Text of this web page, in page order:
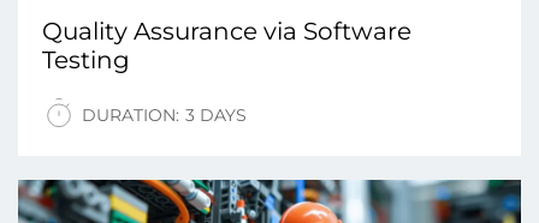
Quality Assurance via Software
Testing
DURATION: 3 DAYS